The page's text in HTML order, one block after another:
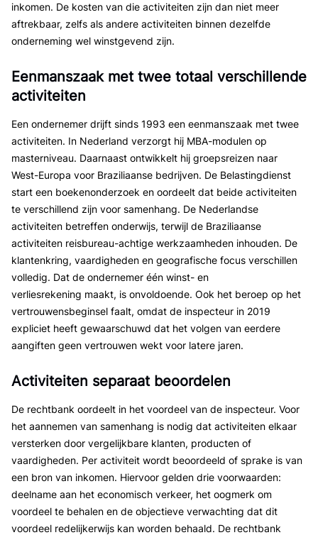
inkomen. De kosten van die activiteiten zijn dan niet meer
aftrekbaar, zelfs als andere activiteiten binnen dezelfde
onderneming wel winstgevend zijn.
Eenmanszaak met twee totaal verschillende
activiteiten
Een ondernemer drijft sinds 1993 een eenmanszaak met twee
activiteiten. In Nederland verzorgt hij MBA-modulen op
masterniveau. Daarnaast ontwikkelt hij groepsreizen naar
West-Europa voor Braziliaanse bedrijven. De Belastingdienst
start een boekenonderzoek en oordeelt dat beide activiteiten
te verschillend zijn voor samenhang. De Nederlandse
activiteiten betreffen onderwijs, terwijl de Braziliaanse
activiteiten reisbureau-achtige werkzaamheden inhouden. De
klantenkring, vaardigheden en geografische focus verschillen
volledig. Dat de ondernemer één winst- en
verliesrekening maakt, is onvoldoende. Ook het beroep op het
vertrouwensbeginsel faalt, omdat de inspecteur in 2019
expliciet heeft gewaarschuwd dat het volgen van eerdere
aangiften geen vertrouwen wekt voor latere jaren.
Activiteiten separaat beoordelen
De rechtbank oordeelt in het voordeel van de inspecteur. Voor
het aannemen van samenhang is nodig dat activiteiten elkaar
versterken door vergelijkbare klanten, producten of
vaardigheden. Per activiteit wordt beoordeeld of sprake is van
een bron van inkomen. Hiervoor gelden drie voorwaarden:
deelname aan het economisch verkeer, het oogmerk om
voordeel te behalen en de objectieve verwachting dat dit
voordeel redelijkerwijs kan worden behaald. De rechtbank